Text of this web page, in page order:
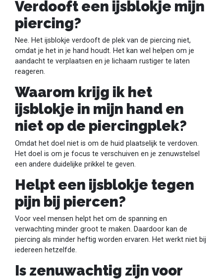
Verdooft een ijsblokje mijn
piercing?
Nee. Het ijsblokje verdooft de plek van de piercing niet,
omdat je het in je hand houdt. Het kan wel helpen om je
aandacht te verplaatsen en je lichaam rustiger te laten
reageren.
Waarom krijg ik het
ijsblokje in mijn hand en
niet op de piercingplek?
Omdat het doel niet is om de huid plaatselijk te verdoven.
Het doel is om je focus te verschuiven en je zenuwstelsel
een andere duidelijke prikkel te geven.
Helpt een ijsblokje tegen
pijn bij piercen?
Voor veel mensen helpt het om de spanning en
verwachting minder groot te maken. Daardoor kan de
piercing als minder heftig worden ervaren. Het werkt niet bij
iedereen hetzelfde.
Is zenuwachtig zijn voor